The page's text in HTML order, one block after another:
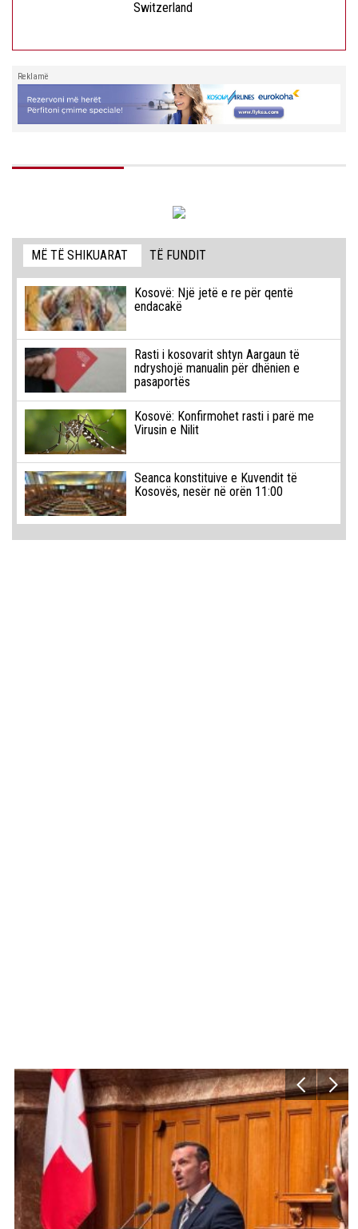
Switzerland
Reklamë
MË TË SHIKUARAT TË FUNDIT
Kosovë: Një jetë e re për qentë
endacakë
Rasti i kosovarit shtyn Aargaun të
ndryshojë manualin për dhënien e
pasaportës
Kosovë: Konfirmohet rasti i parë me
Virusin e Nilit
Seanca konstituive e Kuvendit të
Kosovës, nesër në orën 11:00